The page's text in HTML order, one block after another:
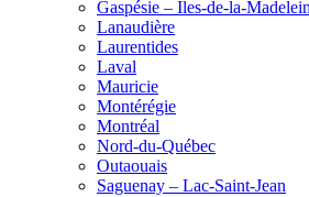
Gaspésie – Îles-de-la-
Lanaudière
Laurentides
Laval
Mauricie
Montérégie
Montréal
Nord-du-Québec
Outaouais
Saguenay – Lac-Saint-Jean